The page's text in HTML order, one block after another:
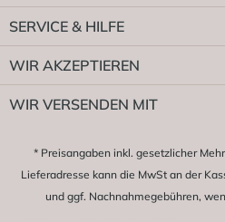
SERVICE & HILFE
WIR AKZEPTIEREN
WIR VERSENDEN MIT
* Preisangaben inkl. gesetzlicher
Lieferadresse kann die MwSt an der
und ggf. Nachnahmegebühren,